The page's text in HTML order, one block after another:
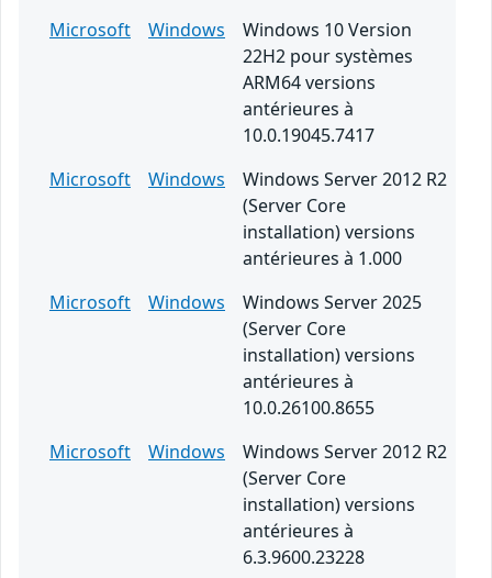
Microsoft
Windows
Windows 10 Version
22H2 pour systèmes
ARM64 versions
antérieures à
10.0.19045.7417
Microsoft
Windows
Windows Server 2012 R2
(Server Core
installation) versions
antérieures à 1.000
Microsoft
Windows
Windows Server 2025
(Server Core
installation) versions
antérieures à
10.0.26100.8655
Microsoft
Windows
Windows Server 2012 R2
(Server Core
installation) versions
antérieures à
6.3.9600.23228